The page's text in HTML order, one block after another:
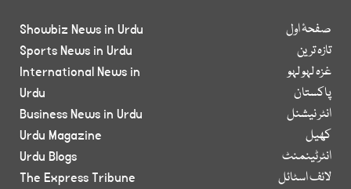
صفحۂ اول
تازہ ترین
غزہ لہو لہو
پاکستان
انٹر نیشنل
کھیل
انٹرٹینمنٹ
لائف اسٹائل
Showbiz News in Urdu
Sports News in Urdu
International News in
Urdu
Business News in Urdu
Urdu Magazine
Urdu Blogs
The Express Tribune